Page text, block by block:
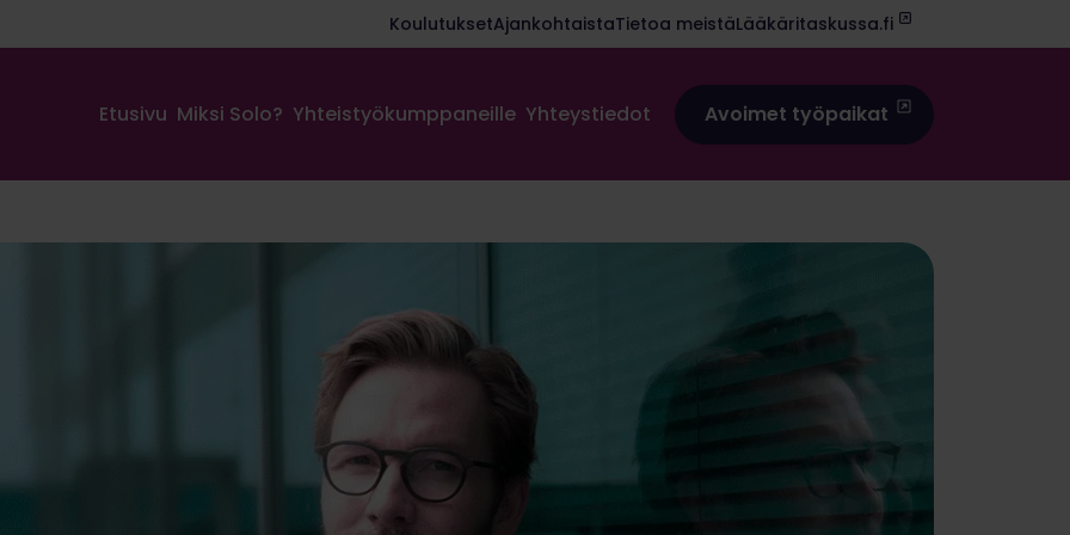
KoulutuksetAjankohtaistaTietoa meistäLääkäritaskussa.fi
Etusivu Miksi Solo? Yhteistyökumppaneille Yhteystiedot Avoimet työpaikat